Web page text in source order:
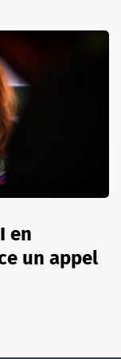
en
un appel